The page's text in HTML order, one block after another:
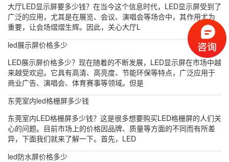
大厅LED显示屏要多少钱？在当今这个信息时代，LED显示屏受到了
广泛的应用，尤其是在展览、会议、演唱会等场合中，其作用尤为
重要，让会场熠熠生辉。因此，关心大厅L
led展示屏价格多少
LED展示屏价格多少？现在随着的不断发展，LED显示屏在市场中越
来越受欢迎。它具有高清、高亮度、节能环保等特点，广泛应用于
商业广告、演唱会、体育赛事等领域。但是
东莞室内led格栅屏多少钱
东莞室内LED格栅屏多少钱？这是很多想要购买LED格栅屏的人们关
心的问题。目前市场上的价格因品牌、质量等方面的不同而有所差
异，下面我们就来了解一下。首先，LED
led防水屏价格多少